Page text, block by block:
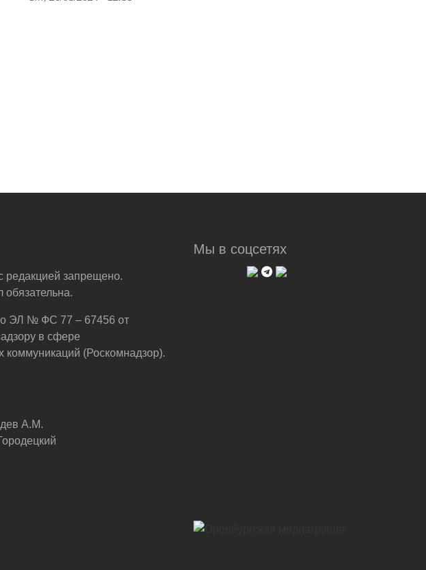
Мы в соцсетях
редакцией запрещено.
обязательна.
ЭЛ № ФС 77 – 67456 от
в сфере
(Роскомнадзор).
А.М.